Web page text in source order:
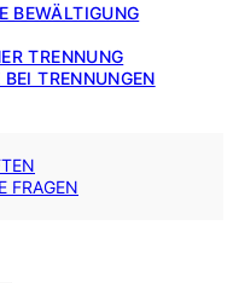
BEWÄLTIGUNG
TRENNUNG
TRENNUNGEN
FRAGEN